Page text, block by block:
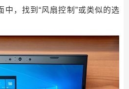
中，找到“风扇控制”或类似的选